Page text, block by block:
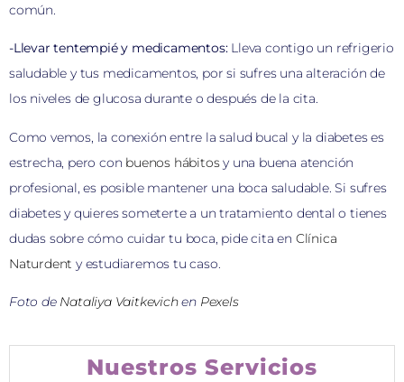
común.
-Llevar tentempié y medicamentos:Lleva contigo un refrigerio
saludable y tus medicamentos, por si sufres una alteración de
los niveles de glucosa durante o después de la cita.
Como vemos, la conexión entre la salud bucal y la diabetes es
estrecha, pero con buenos hábitosy una buena atención
profesional, es posible mantener una boca saludable. Si sufres
diabetes y quieres someterte a un tratamiento dental o tienes
dudas sobre cómo cuidar tu boca, pide cita en Clínica
Naturdent y estudiaremos tu caso.
Foto de Nataliya Vaitkevichen Pexels
Nuestros Servicios